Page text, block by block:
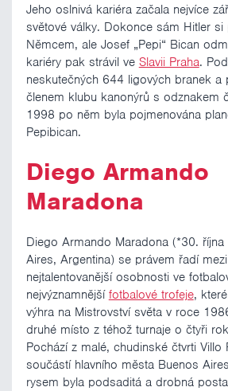
Jeho oslnivá kariéra začala nejvíce
světové války. Dokonce sám Hitler
Němcem, ale Josef „Pepi“ Bican
kariéry pak strávil ve Slavii Praha.
neskutečných 644 ligových branek a
členem klubu kanonýrů s odznakem
1998 po něm byla pojmenována
Pepibican.
Diego Armando
Maradona
Diego Armando Maradona (*30.
Aires, Argentina) se právem řadí
nejtalentovanější osobnosti ve
nejvýznamnější fotbalové trofeje,
výhra na Mistrovství světa v roce
druhé místo z téhož turnaje o čtyři
Pochází z malé, chudinské čtvrti Villo
součástí hlavního města Buenos
rysem byla podsaditá a drobná